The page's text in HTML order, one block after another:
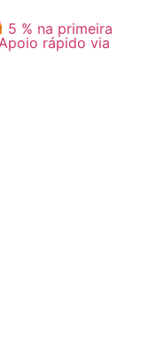
% na primeira
rápido via